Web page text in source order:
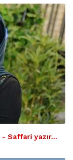
- Saffari yazır…